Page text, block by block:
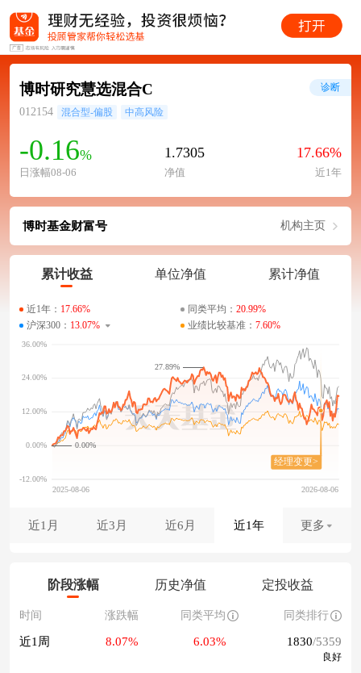
博时研究慧选混合C
012154 混合型-偏股 中高风险
-0.16%
日涨幅08-06
1.7305
净值
17.66%
近1年
诊断
博时基金财富号 机构主页
累计收益 单位净值 累计净值
近1年： 17.66% 同类平均： 20.99%
沪深300： 13.07% 业绩比较基准： 7.60%
0.00%
27.89%
近1月 近3月 近6月 近1年 更多
阶段涨幅 历史净值 定投收益
时间 涨跌幅 同类平均 同类排行
近1周 8.07% 6.03% 1830/5359
良好